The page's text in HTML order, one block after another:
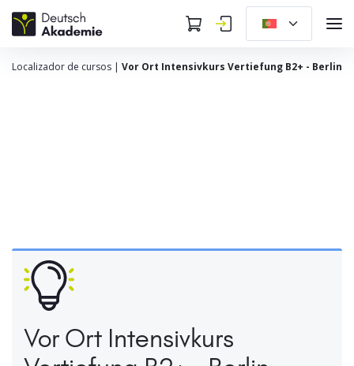
Localizador de cursos | Vor Ort Intensivkurs Vertiefung B2+ - Berlin
Vor Ort Intensivkurs